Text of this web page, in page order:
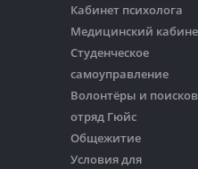
Кабинет психолога
Медицинский
Студенческое
самоуправление
Волонтёры и
отряд Гюйс
Общежитие
Условия для